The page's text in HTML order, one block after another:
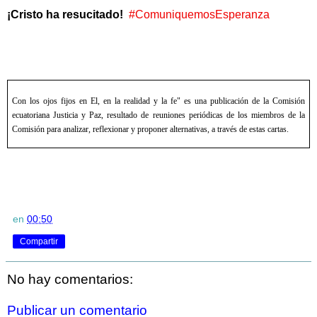
¡Cristo ha resucitado! #ComuniquemosEsperanza
Con los ojos fijos en El, en la realidad y la fe" es una publicación de la Comisión
ecuatoriana Justicia y Paz, resultado de reuniones periódicas de los miembros de la
Comisión para analizar, reflexionar y proponer alternativas, a través de estas cartas.
en 00:50
Compartir
No hay comentarios:
Publicar un comentario